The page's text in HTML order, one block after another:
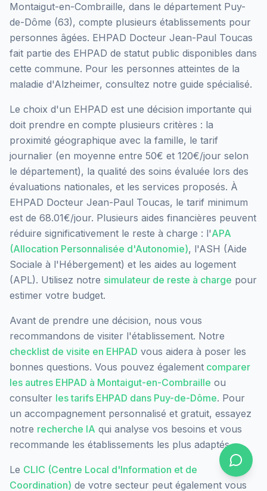
Montaigut-en-Combraille, dans le département Puy-
de-Dôme (63), compte plusieurs établissements pour
personnes âgées. EHPAD Docteur Jean-Paul Toucas
fait partie des EHPAD de statut public disponibles dans
cette commune. Pour les personnes atteintes de la
maladie d'Alzheimer, consultez notre guide spécialisé.
Le choix d'un EHPAD est une décision importante qui
doit prendre en compte plusieurs critères : la
proximité géographique avec la famille, le tarif
journalier (en moyenne entre 50€ et 120€/jour selon
le département), la qualité des soins évaluée lors des
évaluations nationales, et les services proposés. À
EHPAD Docteur Jean-Paul Toucas, le tarif minimum
est de 68.01€/jour. Plusieurs aides financières peuvent
réduire significativement le reste à charge : l'APA
(Allocation Personnalisée d'Autonomie), l'ASH (Aide
Sociale à l'Hébergement) et les aides au logement
(APL). Utilisez notre simulateur de reste à charge pour
estimer votre budget.
Avant de prendre une décision, nous vous
recommandons de visiter l'établissement. Notre
checklist de visite en EHPAD vous aidera à poser les
bonnes questions. Vous pouvez également comparer
les autres EHPAD à Montaigut-en-Combraille ou
consulter les tarifs EHPAD dans Puy-de-Dôme. Pour
un accompagnement personnalisé et gratuit, essayez
notre recherche IA qui analyse vos besoins et vous
recommande les établissements les plus adaptés.
Le CLIC (Centre Local d'Information et de
Coordination) de votre secteur peut également vous